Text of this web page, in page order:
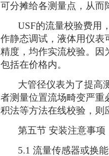
可分摊给各测量点，从而
USF的流量校验费用
作静态调试，液体用仪表
精度，均作实流校验。因
包括在价格内。
大管径仪表为了提高
者测量位置流场畸变严重
积法等方法在线校验，则
第五节 安装注意事项
5.1 流量传感器或换能